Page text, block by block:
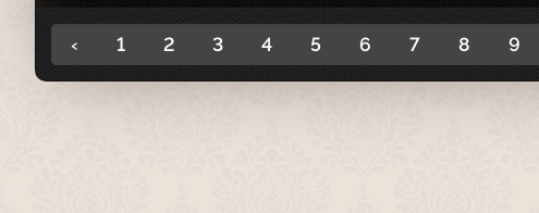
‹ 1 2 3 4 5 6 7 8 9